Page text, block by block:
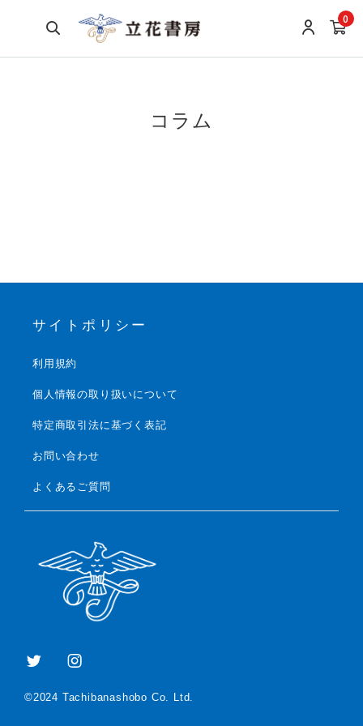
0
コラム
©2024 Tachibanashobo Co. Ltd.
サイトポリシー
利用規約
個人情報の取り扱いについて
特定商取引法に基づく表記
お問い合わせ
よくあるご質問